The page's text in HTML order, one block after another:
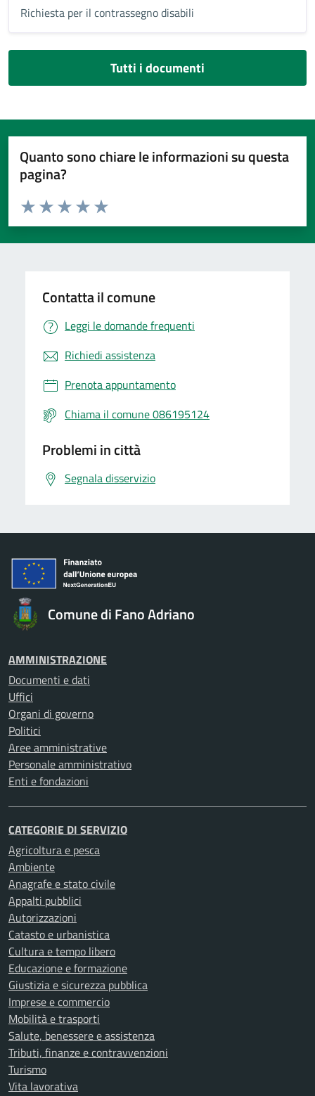
Richiesta per il contrassegno disabili
Tutti i documenti
Quanto sono chiare le informazioni su questa
pagina?
Valuta da 1 a 5 stelle la pagina
Valuta 5 stelle su 5
Valuta 4 stelle su 5
Valuta 3 stelle su 5
Valuta 2 stelle su 5
Valuta 1 stelle su 5
Contatta il comune
Leggi le domande frequenti
Richiedi assistenza
Prenota appuntamento
Chiama il comune 086195124
Problemi in città
Segnala disservizio
Comune di Fano Adriano
AMMINISTRAZIONE
Documenti e dati
Uffici
Organi di governo
Politici
Aree amministrative
Personale amministrativo
Enti e fondazioni
CATEGORIE DI SERVIZIO
Agricoltura e pesca
Ambiente
Anagrafe e stato civile
Appalti pubblici
Autorizzazioni
Catasto e urbanistica
Cultura e tempo libero
Educazione e formazione
Giustizia e sicurezza pubblica
Imprese e commercio
Mobilità e trasporti
Salute, benessere e assistenza
Tributi, finanze e contravvenzioni
Turismo
Vita lavorativa